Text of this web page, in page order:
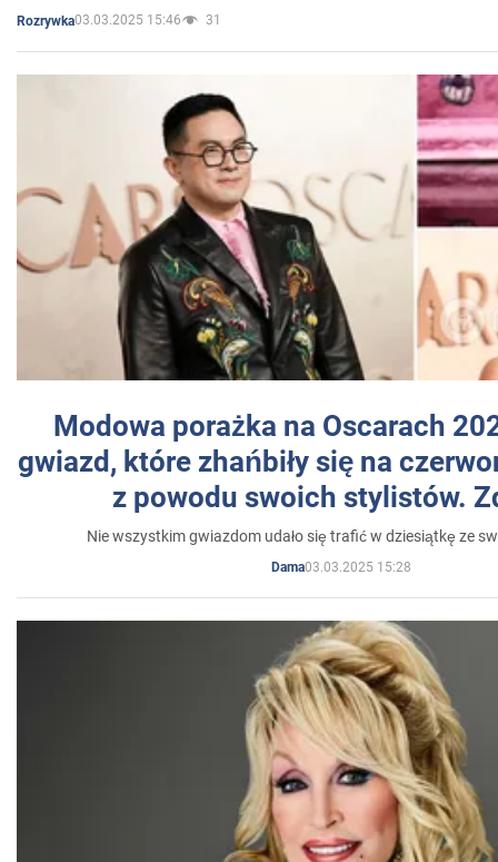
Rozrywka03.03.2025 15:46 31
Modowa porażka na Oscarach
gwiazd, które zhańbiły się na
z powodu swoich stylistów.
Nie wszystkim gwiazdom udało się trafić w dziesiątkę ze
Dama03.03.2025 15:28